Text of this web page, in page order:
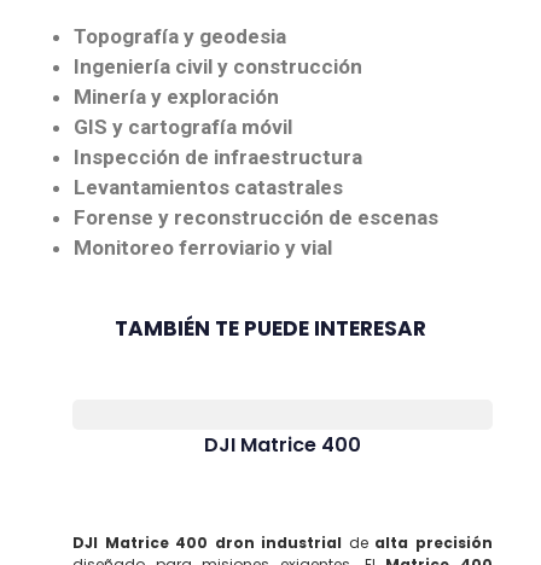
Topografía y geodesia
Ingeniería civil y construcción
Minería y exploración
GIS y cartografía móvil
Inspección de infraestructura
Levantamientos catastrales
Forense y reconstrucción de escenas
Monitoreo ferroviario y vial
TAMBIÉN TE PUEDE INTERESAR
DJI Matrice 400
DJI Matrice 400 dron industrial de alta precisión